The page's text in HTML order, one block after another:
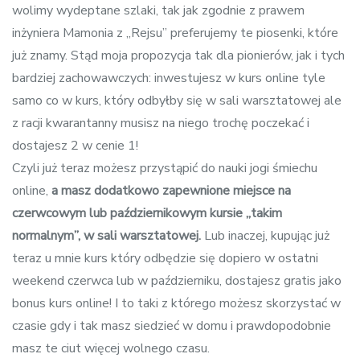
wolimy wydeptane szlaki, tak jak zgodnie z prawem
inżyniera Mamonia z „Rejsu” preferujemy te piosenki, które
już znamy. Stąd moja propozycja tak dla pionierów, jak i tych
bardziej zachowawczych: inwestujesz w kurs online tyle
samo co w kurs, który odbyłby się w sali warsztatowej ale
z racji kwarantanny musisz na niego trochę poczekać i
dostajesz 2 w cenie 1!
Czyli już teraz możesz przystąpić do nauki jogi śmiechu
online, a masz dodatkowo zapewnione miejsce na
czerwcowym lub październikowym kursie „takim
normalnym”, w sali warsztatowej. Lub inaczej, kupując już
teraz u mnie kurs który odbędzie się dopiero w ostatni
weekend czerwca lub w październiku, dostajesz gratis jako
bonus kurs online! I to taki z którego możesz skorzystać w
czasie gdy i tak masz siedzieć w domu i prawdopodobnie
masz te ciut więcej wolnego czasu.